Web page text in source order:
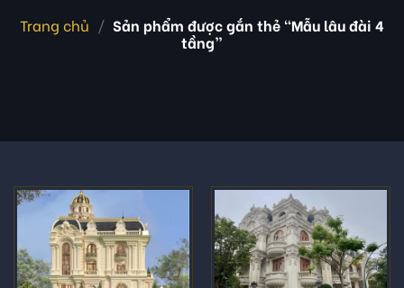
Trang chủ / Sản phẩm được gắn thẻ “Mẫu lâu đài 4
tầng”